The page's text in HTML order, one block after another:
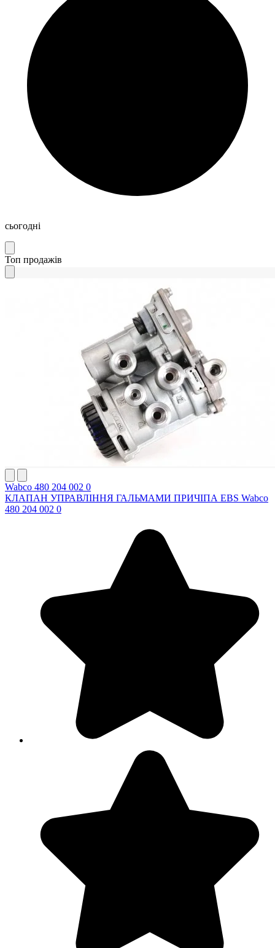
сьогодні
Топ продажів
Wabco 480 204 002 0
КЛАПАН УПРАВЛІННЯ ГАЛЬМАМИ ПРИЧІПА EBS Wabco
480 204 002 0